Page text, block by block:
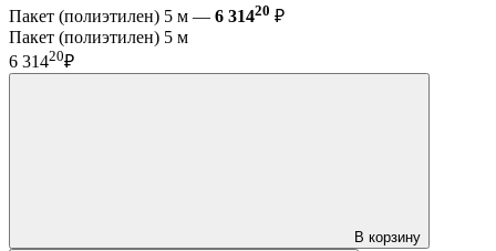
Пакет (полиэтилен) 5 м — 6 31420 ₽
Пакет (полиэтилен) 5 м
6 31420₽
В корзину